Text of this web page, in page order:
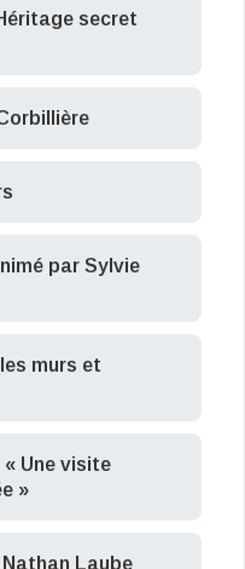
secret
par Sylvie
murs et
Une visite
»
Nathan Laube